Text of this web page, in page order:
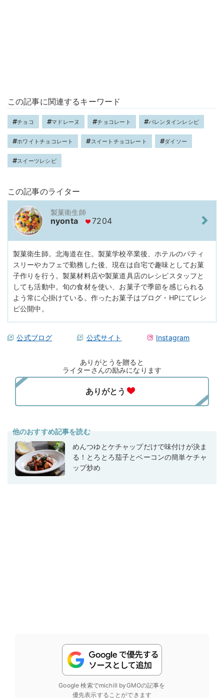
この記事に関連するキーワード
チョコ マドレーヌ チョコレート バレンタインレシピ
ホワイトチョコレート スイートチョコレート ダイソー
スイーツレシピ
この記事のライター
製菓衛生師
nyonta 7204
製菓衛生師。北海道在住。製菓学校卒業後、ホテルのパティ
スリーやカフェで勤務した後、現在は自宅で趣味としてお菓
子作りを行う。製菓材料店や製菓道具店のレシピスタッフと
しても活動中。旬の食材を使い、お菓子で季節を感じられる
よう常に心掛けている。作ったお菓子はブログ・HPにてレシ
ピ公開中。
公式ブログ 公式サイト Instagram
ありがとうを贈ると
ライターさんの励みになります
他のおすすめ記事を読む
めんつゆとケチャップだけで味付けが決ま
る！とろとろ茄子とベーコンの簡単ケチャ
ップ炒め
Google 検索でmichill byGMOの記事を
優先表示することができます